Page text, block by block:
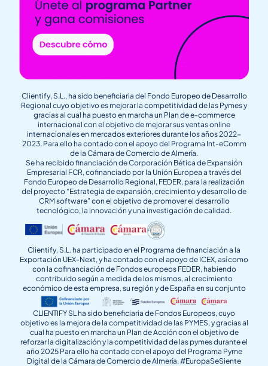
Clientify, S.L., ha sido beneficiaria del Fondo Europeo de Desarrollo
Regional cuyo objetivo es mejorar la competitividad de las Pymes y
gracias al cual ha puesto en marcha un Plan de e-commerce
internacional con el objetivo de mejorar sus ventas online
internacionales en mercados exteriores durante los años 2022-
2023. Para ello ha contado con el apoyo del Programa Int-eComm
de la Cámara de Comercio de Almería.
Se ha recibido financiación de Corporación Bética de Expansión
Empresarial FCR, cofinanciado por la Unión Europea a través del
Fondo Europeo de Desarrollo Regional, FEDER, para la realización
del proyecto “Estrategia de expansión, crecimiento y desarrollo de
CRM software” con el objetivo de promover el desarrollo
tecnológico, la innovación y una investigación de calidad.
Clientify, S.L. ha participado en el Programa de financiación a la
Exportación UEX-Next, y ha contado con el apoyo de ICEX, así como
con la cofinanciación de Fondos europeos FEDER, habiendo
contribuido según a medida de los mismos, al crecimiento
económico de esta empresa, su región y de España en su conjunto
CLIENTIFY SL ha sido beneficiaria de Fondos Europeos, cuyo
objetivo es la mejora de la competitividad de las PYMES, y gracias al
cual ha puesto en marcha un Plan de Acción con el objetivo de
reforzar la digitalización y la competitividad de las pymes durante el
año 2025 Para ello ha contado con el apoyo del Programa Pyme
Digital de la Cámara de Comercio de Almería. #EuropaSeSiente